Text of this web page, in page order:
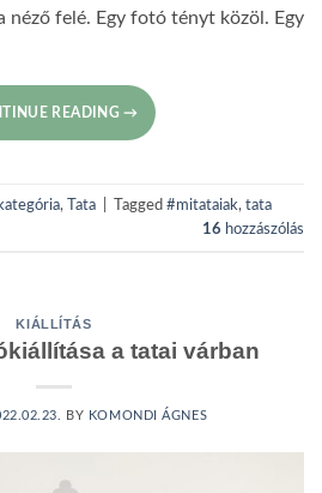
néző felé. Egy fotó tényt közöl. Egy
READING→
, Tata Tagged #mitataiak, tata
16 hozzászólás
KIÁLLÍTÁS
a tatai várban
BY KOMONDI ÁGNES